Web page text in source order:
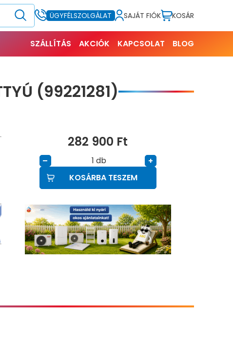
ÜGYFÉLSZOLGÁLAT SAJÁT FIÓK KOSÁR
SZÁLLÍTÁS AKCIÓK KAPCSOLAT
BLOG
(99221281)
282 900 Ft
– db
+
KOSÁRBA TESZEM